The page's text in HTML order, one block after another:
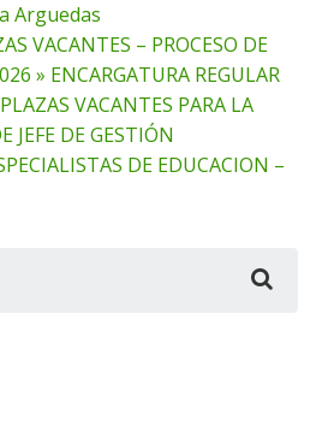
Arguedas
VACANTES – PROCESO DE
» ENCARGATURA REGULAR
VACANTES PARA LA
JEFE DE GESTIÓN
DE EDUCACION –